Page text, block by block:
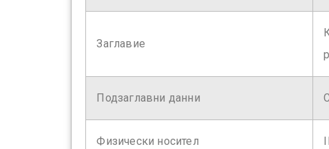
Заглавие
Подзаглавни данни
Физически носител